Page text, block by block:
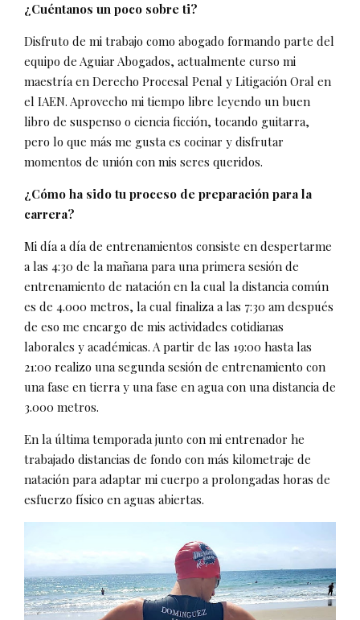
¿Cuéntanos un poco sobre ti?
Disfruto de mi trabajo como abogado formando parte del
equipo de Aguiar Abogados, actualmente curso mi
maestría en Derecho Procesal Penal y Litigación Oral en
el IAEN. Aprovecho mi tiempo libre leyendo un buen
libro de suspenso o ciencia ficción, tocando guitarra,
pero lo que más me gusta es cocinar y disfrutar
momentos de unión con mis seres queridos.
¿Cómo ha sido tu proceso de preparación para la
carrera?
Mi día a día de entrenamientos consiste en despertarme
a las 4:30 de la mañana para una primera sesión de
entrenamiento de natación en la cual la distancia común
es de 4.000 metros, la cual finaliza a las 7:30 am después
de eso me encargo de mis actividades cotidianas
laborales y académicas. A partir de las 19:00 hasta las
21:00 realizo una segunda sesión de entrenamiento con
una fase en tierra y una fase en agua con una distancia de
3.000 metros.
En la última temporada junto con mi entrenador he
trabajado distancias de fondo con más kilometraje de
natación para adaptar mi cuerpo a prolongadas horas de
esfuerzo físico en aguas abiertas.